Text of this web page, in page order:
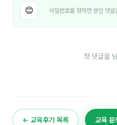
1:1 문의
😊 비밀번호를 정하면 본인 댓글
첫 댓글을
← 교육후기 목록 교육 문